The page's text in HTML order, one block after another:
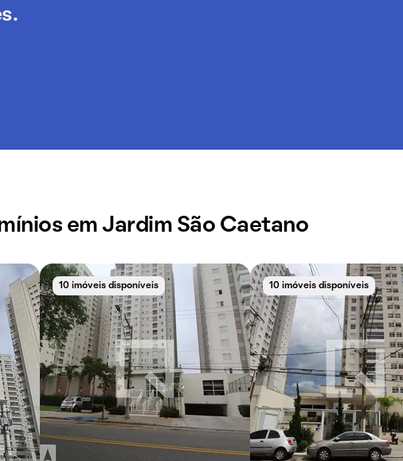
em Jardim São Caetano
10 imóveis disponíveis 10 imóveis disponíveis